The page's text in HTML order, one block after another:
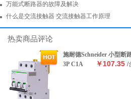
万能式断路器的故障及解决
什么是交流接触器 交流接触器工作原理
热卖商品评论
施耐德Schneider 小型断
3P C1A
￥107.35 /